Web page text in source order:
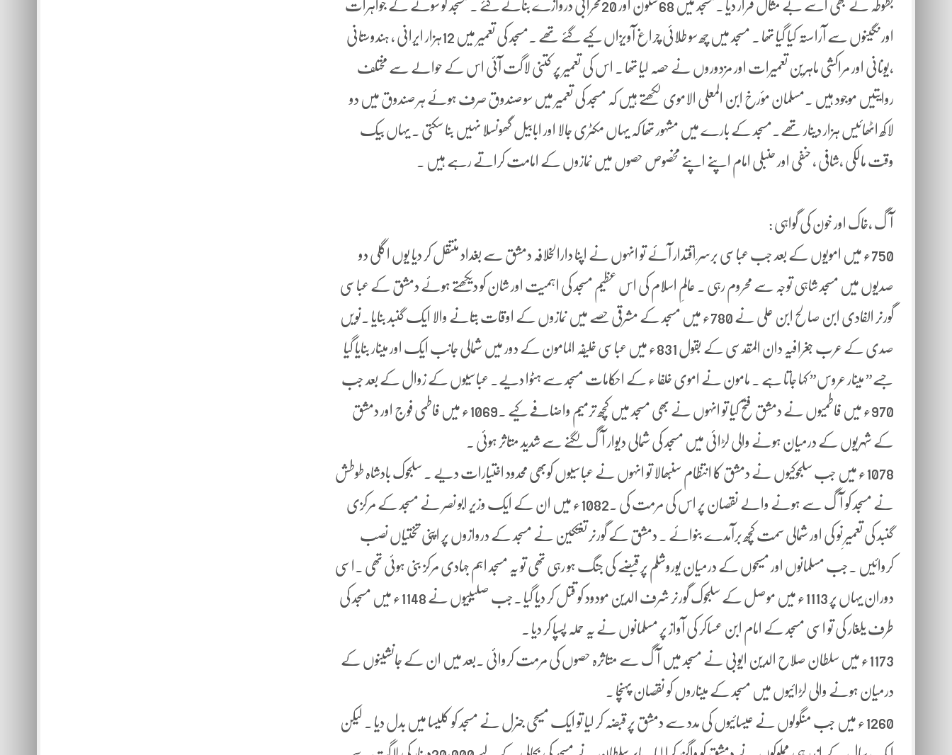
بطوطہ نے بھی اسے بے مثال قرار دیا ۔مسجد میں 68ستون اور 20محرابی دروازے بنائے گئے ۔ مسجد کو سونے کے جواہرات
اور نگینوں سے آراستہ کیا گیا تھا ۔ مسجد میں چھ سو طلائی چراغ آویزاں کیے گئے تھے ۔مسجد کی تعمیر میں 12ہزار ایرانی ، ہندوستانی
،یونانی اور مراکشی ماہرین تعمیرات اور مزدوروں نے حصہ لیا تھا ۔ اس کی تعمیر پر کتنی لاگت آئی اس کے حوالے سے مختلف
روایتیں موجود ہیں ۔مسلمان مؤرخ ابن المعلی الاموی لکھتے ہیں کہ مسجد کی تعمیر میں سو صندوق صرف ہوئے ہر صندوق میں دو
لاکھ اٹھائیس ہزار دینار تھے۔مسجد کے بارے میں مشہور تھا کہ یہاں مکٹری جالا اور ابابیل گھونسلا نہیں بنا سکتی ۔ یہاں بیک
وقت مالکی ،شافی ، حنفی اور حنبلی امام اپنے اپنے مخصوص حصوں میں نمازوں کے امامت کراتے رہے ہیں ۔
آگ ،خاک اور خون کی گواہی :
750ء میں امویوں کے بعد جب عباسی برسر ِاقتدار آئے تو انہوں نے اپنا دارالخلافہ دمشق سے بغداد منتقل کر دیا یوں اگلی دو
صدیوں میں مسجد شاہی توجہ سے محروم رہی ۔ عالمِ اسلام کی اس عظیم مسجد کی اہمیت اور شان کو دیکھتے ہوئے دمشق کے عباسی
گورنر الفادی ابن صالح ابن علی نے 780ء میں مسجد کے مشرقی حصے میں نمازوں کے اوقات بتانے والا ایک گنبد بنایا ۔نویں
صدی کے عرب جغرافیہ دان المقدسی کے بقول 831ء میں عباسی خلیفہ المامون کے دور میں شمالی جانب ایک اور مینار بنایا گیا
جسے” مینار عروس” کہا جاتا ہے ۔ مامون نے اموی خلفا ء کے احکامات مسجد سے ہٹوا دیے۔ عباسیوں کے زوال کے بعد جب
970ء میں فاطمیوں نے دمشق فتح کیا تو انہوں نے بھی مسجد میں کچھ ترمیم واضافے کیے ۔1069ء میں فاطمی فوج اور دمشق
کے شہریوں کے درمیان ہونے والی لڑائی میں مسجد کی شمالی دیوار آگ لگنے سے شدید متاثر ہوئی ۔
1078ء میں جب سلجوکیوں نے دمشق کا انتظام سنبھالا تو انہوں نے عباسیوں کوبھی محدود اختیارات دیے ۔ سلجوک بادشاہ طوطش
نے مسجد کو آگ سے ہونے والے نقصان پر اس کی مرمت کی ۔1082ء میں ان کے ایک وزیر ابو نصر نے مسجد کے مرکزی
گنبد کی تعمیرِ نو کی اور شمالی سمت کچھ برآمدے بنوائے ۔ دمشق کے گورنر تغتکین نے مسجد کے دروازوں پر اپنی تختیاں نصب
کروائیں ۔جب مسلمانوں اور مسیحوں کے درمیان یوروشلم پر قبضے کی جنگ ہو رہی تھی تو یہ مسجد اہم جہادی مرکز بنی ہوئی تھی ۔اسی
دوران یہاں پر 1113ء میں موصل کے سلجوک گورنر شرف الدین مودود کو قتل کر دیا گیا ۔جب صلیبیوں نے 1148ء میں مسجد کی
طرف یلغار کی تو اسی مسجد کے امام ابن عساکر کی آواز پر مسلمانوں نے یہ حملہ پسپا کر دیا ۔
1173ء میں سلطان صلاح الدین ایوبی نے مسجد میں آگ سے متاثرہ حصوں کی مرمت کروائی ۔بعد میں ان کے جانشینوں کے
درمیان ہونے والی لڑائیوں میں مسجد کے میناروں کو نقصان پہنچا ۔
1260ء میں جب منگولوں نے عیسائیوں کی مدد سے دمشق پر قبضہ کر لیا تو ایک مسیحی جنرل نے مسجد کو کلیسا میں بدل دیا ۔ لیکن